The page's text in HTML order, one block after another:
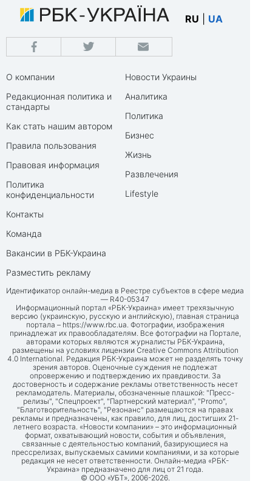
RU UA
О компании
Редакционная политика и
стандарты
Как стать нашим автором
Правила пользования
Правовая информация
Политика
конфиденциальности
Контакты
Команда
Вакансии в РБК-Украина
Разместить рекламу
Новости Украины
Аналитика
Политика
Бизнес
Жизнь
Развлечения
Lifestyle
Идентификатор онлайн-медиа в Реестре субъектов в сфере медиа
— R40-05347
Информационный портал «РБК-Украина» имеет трехязычную
версию (украинскую, русскую и английскую), главная страница
портала – https://www.rbc.ua. Фотографии, изображения
принадлежат их правообладателям. Все фотографии на Портале,
авторами которых являются журналисты РБК-Украина,
размещены на условиях лицензии Creative Commons Attribution
4.0 International. Редакция РБК-Украина может не разделять точку
зрения авторов. Оценочные суждения не подлежат
опровержению и подтверждению их правдивости. За
достоверность и содержание рекламы ответственность несет
рекламодатель. Материалы, обозначенные плашкой: "Пресс-
релизы", "Спецпроект", "Партнерский материал", "Promo",
"Благотворительность", "Резонанс" размещаются на правах
рекламы и предназначены, как правило, для лиц, достигших 21-
летнего возраста. «Новости компании» – это информационный
формат, охватывающий новости, события и объявления,
связанные с деятельностью компаний, базирующиеся на
прессрелизах, выпускаемых самими компаниями, и за которые
редакция не несет ответственности. Онлайн-медиа «РБК-
Украина» предназначено для лиц от 21 года.
© ООО «УБТ», 2006-2026.